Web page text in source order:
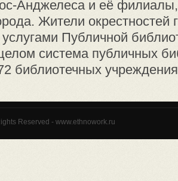
Анджелеса и её
Жители окрестностей
Публичной
система публичных
библиотечных
Reserved - www.ethnowork.ru